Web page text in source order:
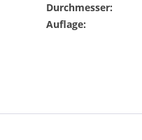
Durchmesser:
Auflage: